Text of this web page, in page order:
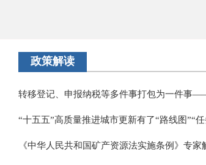
政策解读
转移登记、申报纳税等多件事打包为一件事
“十五五”高质量推进城市更新有了“路线图”“任
《中华人民共和国矿产资源法实施条例》专家